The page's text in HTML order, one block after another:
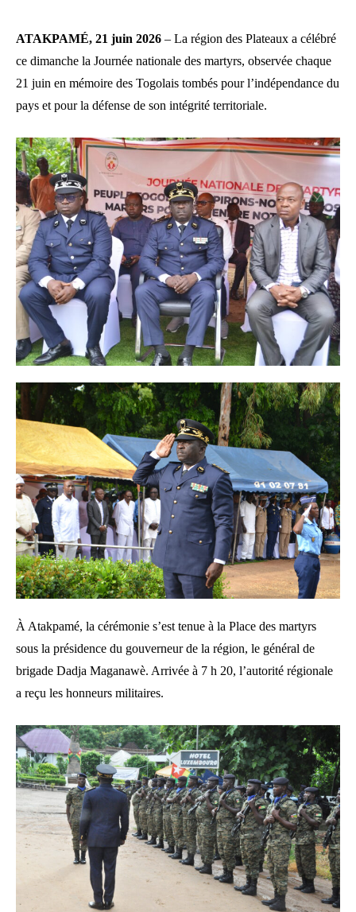
ATAKPAMÉ, 21 juin 2026 – La région des Plateaux a célébré
ce dimanche la Journée nationale des martyrs, observée chaque
21 juin en mémoire des Togolais tombés pour l’indépendance du
pays et pour la défense de son intégrité territoriale.
À Atakpamé, la cérémonie s’est tenue à la Place des martyrs
sous la présidence du gouverneur de la région, le général de
brigade Dadja Maganawè. Arrivée à 7 h 20, l’autorité régionale
a reçu les honneurs militaires.